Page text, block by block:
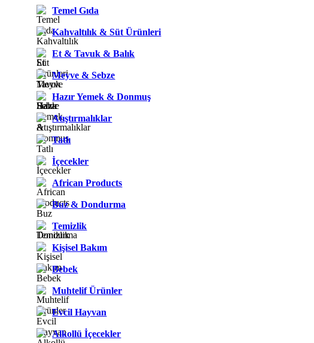
Temel Gıda
Kahvaltılık & Süt Ürünleri
Et & Tavuk & Balık
Meyve & Sebze
Hazır Yemek & Donmuş
Atıştırmalıklar
Tatlı
İçecekler
African Products
Buz & Dondurma
Temizlik
Kişisel Bakım
Bebek
Muhtelif Ürünler
Evcil Hayvan
Alkollü İçecekler